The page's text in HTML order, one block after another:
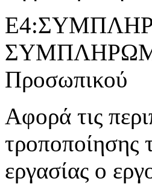
Προσωπικού
Αφορά τις
τροποποίησης
εργασίας ο